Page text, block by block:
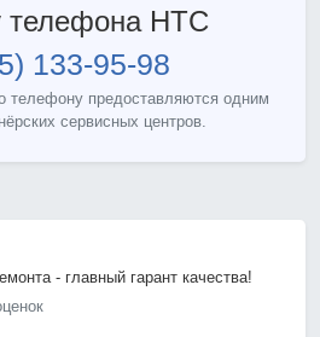
телефона HTC
133-95-98
телефону предоставляются одним
сервисных центров.
- главный гарант качества!